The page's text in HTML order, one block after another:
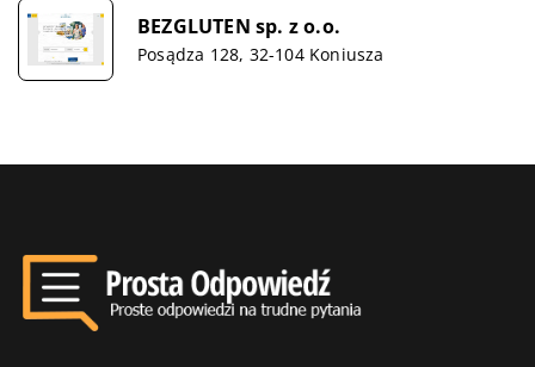
BEZGLUTEN sp. z o.o.
Posądza 128, 32-104 Koniusza